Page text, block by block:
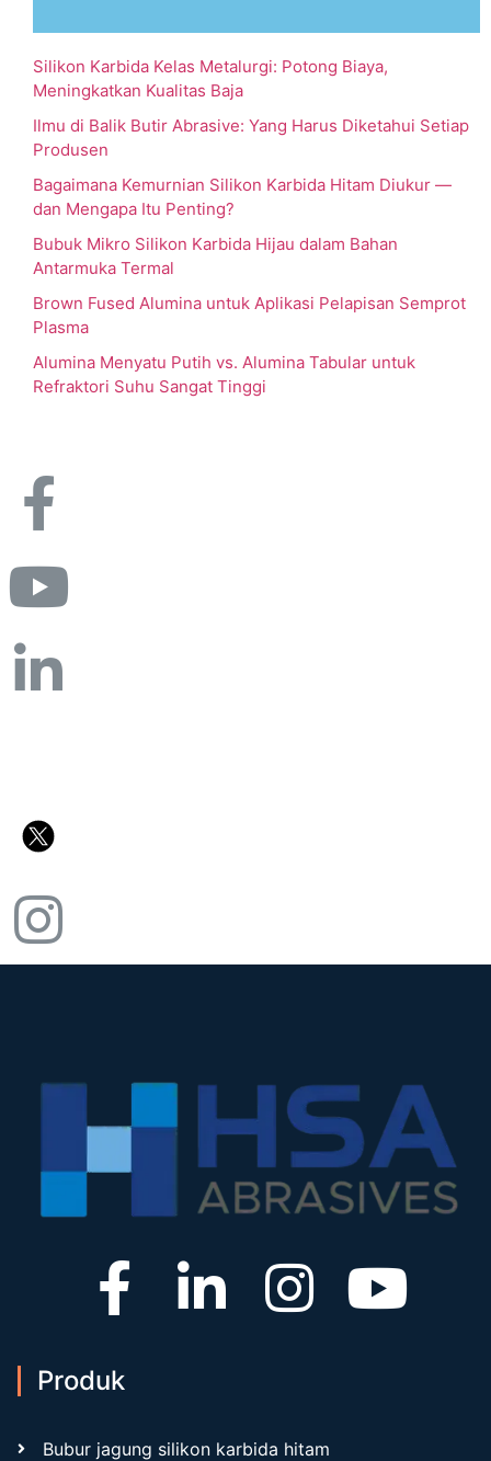
Silikon Karbida Kelas Metalurgi: Potong Biaya,
Meningkatkan Kualitas Baja
Ilmu di Balik Butir Abrasive: Yang Harus Diketahui Setiap
Produsen
Bagaimana Kemurnian Silikon Karbida Hitam Diukur —
dan Mengapa Itu Penting?
Bubuk Mikro Silikon Karbida Hijau dalam Bahan
Antarmuka Termal
Brown Fused Alumina untuk Aplikasi Pelapisan Semprot
Plasma
Alumina Menyatu Putih vs. Alumina Tabular untuk
Refraktori Suhu Sangat Tinggi
Produk
Bubur jagung silikon karbida hitam